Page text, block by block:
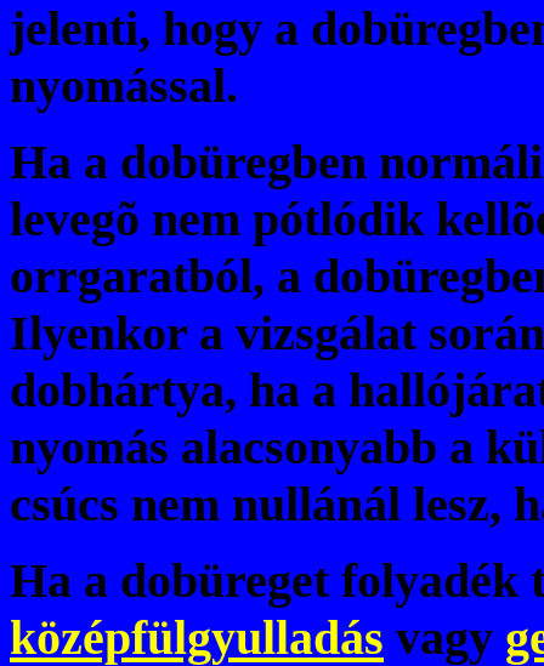
jelenti, hogy a
nyomással.
Ha a dobüregben
levegõ nem pótlódik
orrgaratból, a
Ilyenkor a vizsgálat
dobhártya, ha a
nyomás alacsonyabb a
csúcs nem nullánál lesz,
Ha a dobüreget folyadék
középfülgyulladás vagy